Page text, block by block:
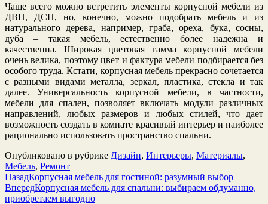
Чаще всего можно встретить элементы корпусной мебели из
ДВП, ДСП, но, конечно, можно подобрать мебель и из
натурального дерева, например, граба, ореха, бука, сосны,
дуба – такая мебель, естественно более надежна и
качественна. Широкая цветовая гамма корпусной мебели
очень велика, поэтому цвет и фактура мебели подбирается без
особого труда. Кстати, корпусная мебель прекрасно сочетается
с разными видами металла, зеркал, пластика, стекла и так
далее. Универсальность корпусной мебели, в частности,
мебели для спален, позволяет включать модули различных
направлений, любых размеров и любых стилей, что дает
возможность создать в комнате красивый интерьер и наиболее
рационально использовать пространство спальни.
Опубликовано в рубрике Дизайн, Интерьеры, Материалы,
Мебель, Ремонт
НазадКорпусная мебель для гостиной: разумный выбор
ВпередКорпусная мебель для спальни: выбираем обдуманно,
приобретаем выгодно